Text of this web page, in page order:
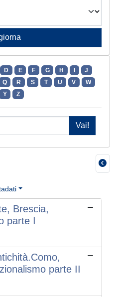
D E F G H
J
Q R S T U V
W
Y Z
Brescia,
parte I
parte II